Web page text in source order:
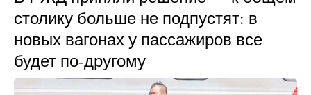
столику больше не подпустят: в
новых вагонах у пассажиров все
будет по-другому